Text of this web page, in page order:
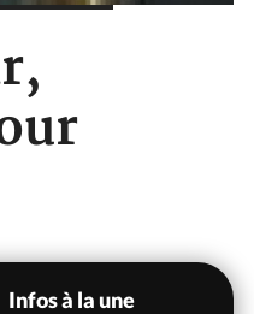
Infos à la une